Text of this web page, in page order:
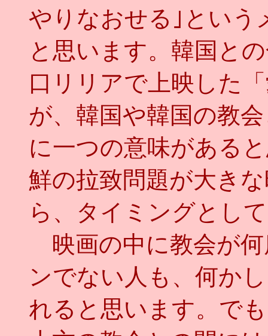
やりなおせる｣という
と思います。韓国と
口リリアで上映した
が、韓国や韓国の教
に一つの意味がある
鮮の拉致問題が大き
ら、タイミングとし
映画の中に教会が
ンでない人も、何か
れると思います。で